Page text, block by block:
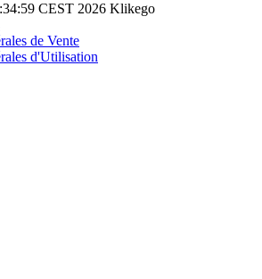
CEST 2026 Klikego
de Vente
d'Utilisation